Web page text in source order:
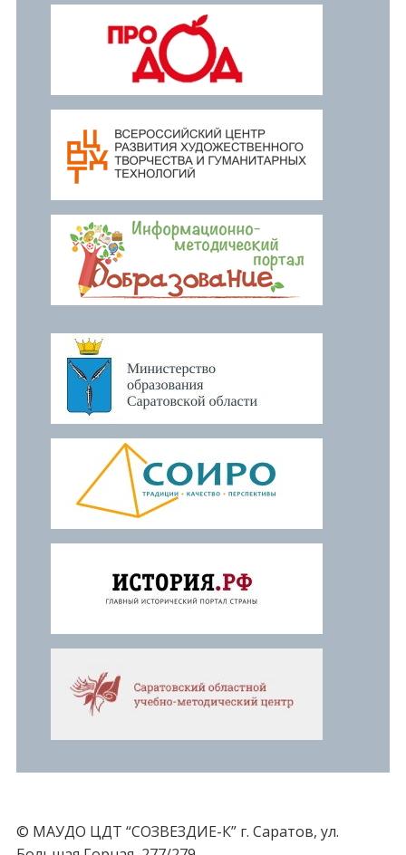
© МАУДО ЦДТ “СОЗВЕЗДИЕ-К” г. Саратов, ул.